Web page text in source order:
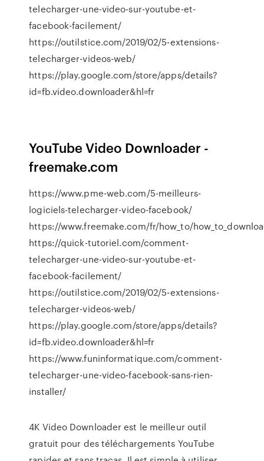
telecharger-une-video-sur-youtube-et-
facebook-facilement/
https://outilstice.com/2019/02/5-extensions-
telecharger-videos-web/
https://play.google.com/store/apps/details?
id=fb.video.downloader&hl=fr
YouTube Video Downloader -
freemake.com
https://www.pme-web.com/5-meilleurs-
logiciels-telecharger-video-facebook/
https://www.freemake.com/fr/how_to/
https://quick-tutoriel.com/comment-
telecharger-une-video-sur-youtube-et-
facebook-facilement/
https://outilstice.com/2019/02/5-extensions-
telecharger-videos-web/
https://play.google.com/store/apps/details?
id=fb.video.downloader&hl=fr
https://www.funinformatique.com/comment-
telecharger-une-video-facebook-sans-rien-
installer/
4K Video Downloader est le meilleur outil
gratuit pour des téléchargements YouTube